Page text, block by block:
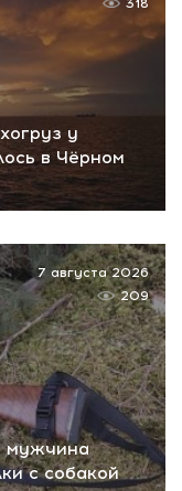
у
в Чёрном
318
мужчина
с собакой
7 августа 2026
209